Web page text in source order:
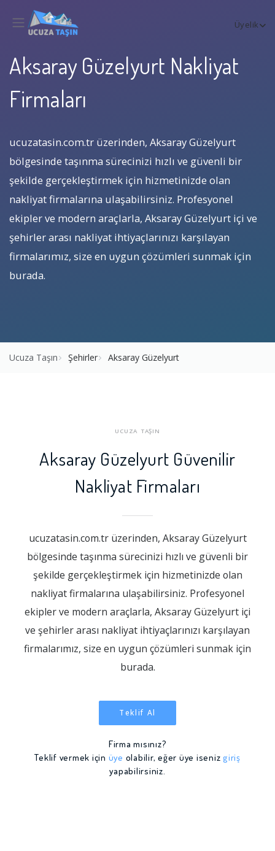
Üyelik
Aksaray Güzelyurt Nakliyat
Firmaları
ucuzatasin.com.tr üzerinden, Aksaray Güzelyurt
bölgesinde taşınma sürecinizi hızlı ve güvenli bir
şekilde gerçekleştirmek için hizmetinizde olan
nakliyat firmalarına ulaşabilirsiniz. Profesyonel
ekipler ve modern araçlarla, Aksaray Güzelyurt içi ve
şehirler arası nakliyat ihtiyaçlarınızı karşılayan
firmalarımız, size en uygun çözümleri sunmak için
burada.
Ucuza Taşın Şehirler Aksaray Güzelyurt
UCUZA TAŞIN
Aksaray Güzelyurt Güvenilir
Nakliyat Firmaları
ucuzatasin.com.tr üzerinden, Aksaray Güzelyurt
bölgesinde taşınma sürecinizi hızlı ve güvenli bir
şekilde gerçekleştirmek için hizmetinizde olan
nakliyat firmalarına ulaşabilirsiniz. Profesyonel
ekipler ve modern araçlarla, Aksaray Güzelyurt içi
ve şehirler arası nakliyat ihtiyaçlarınızı karşılayan
firmalarımız, size en uygun çözümleri sunmak için
burada.
Teklif Al
Firma mısınız?
Teklif vermek için üye olabilir, eğer üye iseniz giriş
yapabilirsiniz.